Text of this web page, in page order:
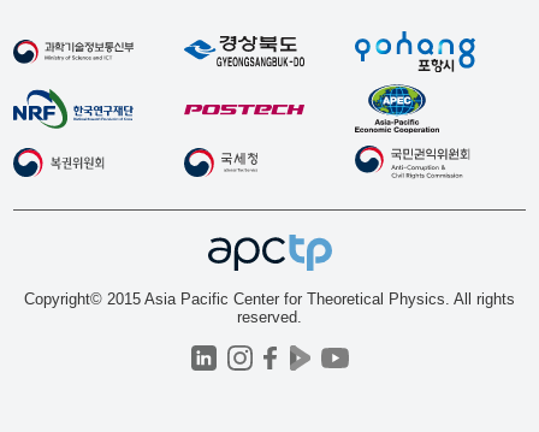
Copyright© 2015 Asia Pacific Center for Theoretical Physics. All rights
reserved.